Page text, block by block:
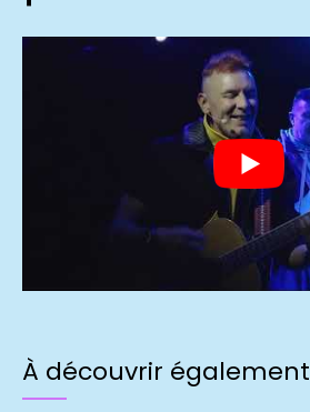
À découvrir également